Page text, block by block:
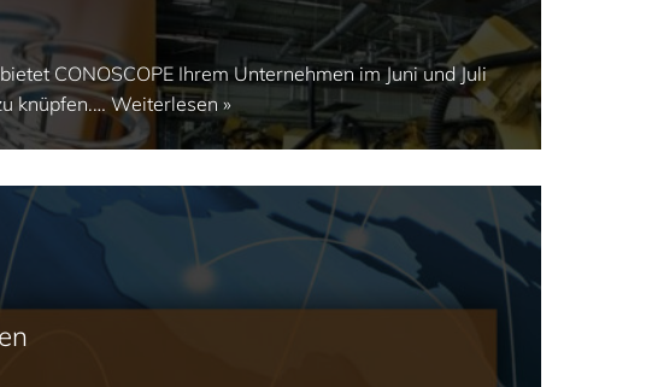
CONOSCOPE Ihrem Unternehmen im Juni und Juli
knüpfen.…Weiterlesen »